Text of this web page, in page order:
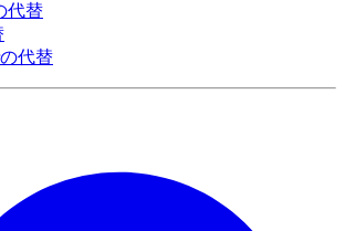
代替
代替